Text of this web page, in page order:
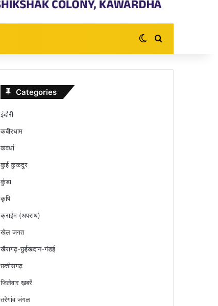
Switch skin
Search for
Categories
इंदौरी
कबीरधाम
कवर्धा
कुई कुकदुर
कुंडा
कृषि
क्राईम (अपराध)
खेल जगत
खैरागढ़-छुईखदान-गंडई
छत्तीसगढ़
जिलेवार ख़बरें
तरेगांव जंगल